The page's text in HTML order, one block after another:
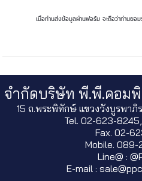
เมื่อท่านส่งข้อมูลผ่านฟอร์ม จะถือว่าท่านยอม
จำกัดบริษัท พี.พี.คอม
15 ถ.พระพิทักษ์ แขวงวังบูรพาภิ
Tel. 02-623-
Fax. 02-
Mobile.
Line@ :
E-mail :